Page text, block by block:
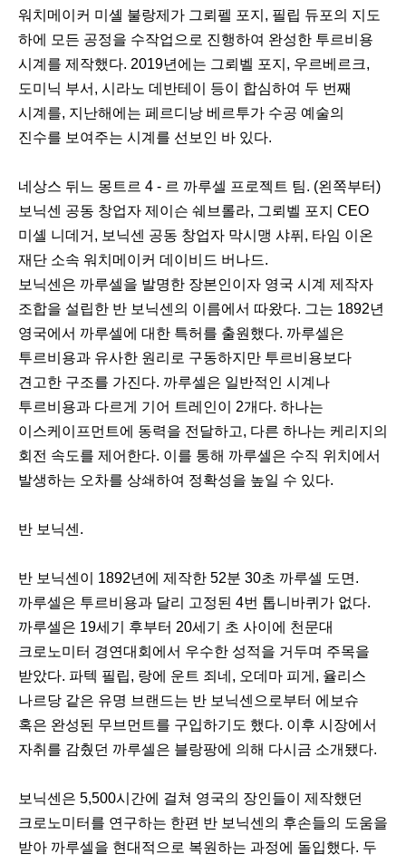
워치메이커 미셸 불랑제가 그뢰펠 포지, 필립 듀포의 지도
하에 모든 공정을 수작업으로 진행하여 완성한 투르비용
시계를 제작했다. 2019년에는 그뢰벨 포지, 우르베르크,
도미닉 부서, 시라노 데반테이 등이 합심하여 두 번째
시계를, 지난해에는 페르디낭 베르투가 수공 예술의
진수를 보여주는 시계를 선보인 바 있다.
네상스 뒤느 몽트르 4 - 르 까루셀 프로젝트 팀. (왼쪽부터)
보닉센 공동 창업자 제이슨 쉐브롤라, 그뢰벨 포지 CEO
미셸 니데거, 보닉센 공동 창업자 막시맹 샤퓌, 타임 이온
재단 소속 워치메이커 데이비드 버나드.
보닉센은 까루셀을 발명한 장본인이자 영국 시계 제작자
조합을 설립한 반 보닉센의 이름에서 따왔다. 그는 1892년
영국에서 까루셀에 대한 특허를 출원했다. 까루셀은
투르비용과 유사한 원리로 구동하지만 투르비용보다
견고한 구조를 가진다. 까루셀은 일반적인 시계나
투르비용과 다르게 기어 트레인이 2개다. 하나는
이스케이프먼트에 동력을 전달하고, 다른 하나는 케리지의
회전 속도를 제어한다. 이를 통해 까루셀은 수직 위치에서
발생하는 오차를 상쇄하여 정확성을 높일 수 있다.
반 보닉센.
반 보닉센이 1892년에 제작한 52분 30초 까루셀 도면.
까루셀은 투르비용과 달리 고정된 4번 톱니바퀴가 없다.
까루셀은 19세기 후부터 20세기 초 사이에 천문대
크로노미터 경연대회에서 우수한 성적을 거두며 주목을
받았다. 파텍 필립, 랑에 운트 죄네, 오데마 피게, 율리스
나르당 같은 유명 브랜드는 반 보닉센으로부터 에보슈
혹은 완성된 무브먼트를 구입하기도 했다. 이후 시장에서
자취를 감췄던 까루셀은 블랑팡에 의해 다시금 소개됐다.
이
전
다
음
보닉센은 5,500시간에 걸쳐 영국의 장인들이 제작했던
크로노미터를 연구하는 한편 반 보닉센의 후손들의 도움을
받아 까루셀을 현대적으로 복원하는 과정에 돌입했다. 두